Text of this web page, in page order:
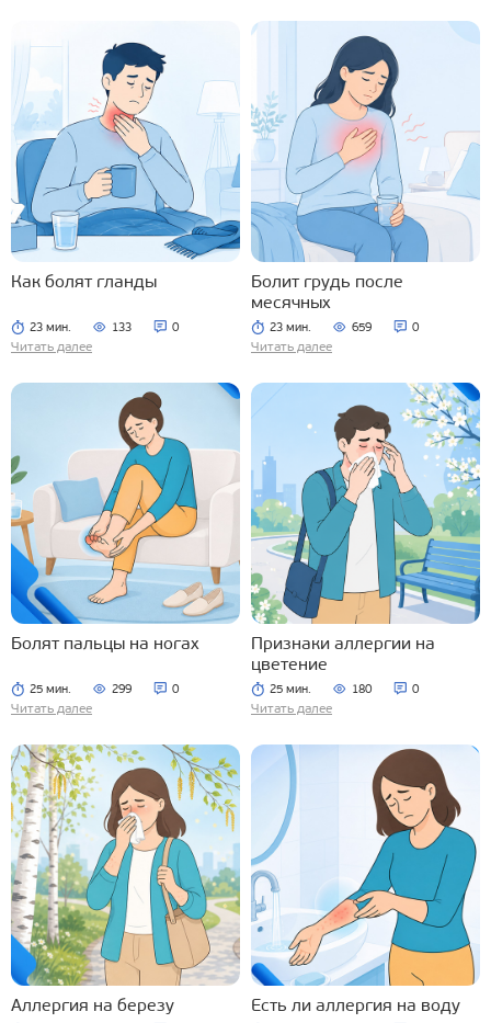
Как болят гланды
23 мин. 133 0
Читать далее
Болит грудь после
месячных
23 мин. 659 0
Читать далее
Болят пальцы на ногах
25 мин. 299 0
Читать далее
Признаки аллергии на
цветение
25 мин. 180 0
Читать далее
Аллергия на березу Есть ли аллергия на воду